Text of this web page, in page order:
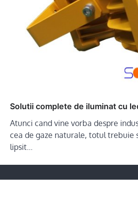
Solutii complete de iluminat cu
Atunci cand vine vorba despre
cea de gaze naturale, totul trebuie
lipsit…